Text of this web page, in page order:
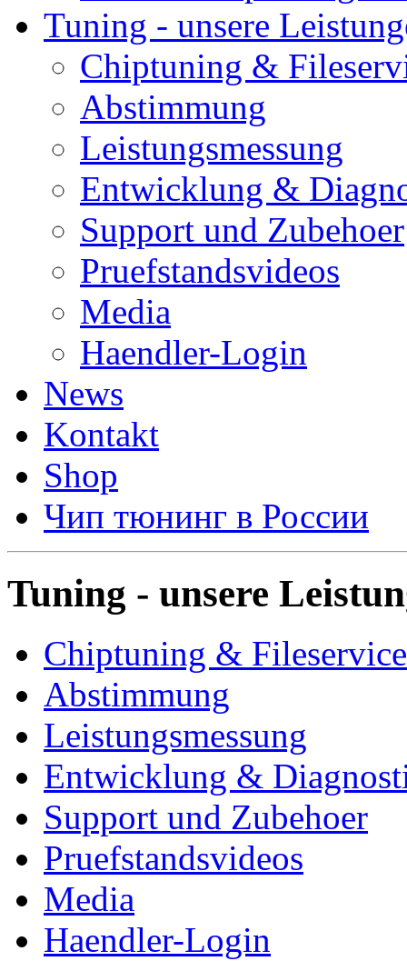
Tuning - unsere
Chiptuning &
Abstimmung
Leistungsmessung
Entwicklung &
Support und Zubehoer
Pruefstandsvideos
Media
Haendler-Login
News
Kontakt
Shop
Чип тюнинг в России
Tuning - unsere
Chiptuning & Fileservice
Abstimmung
Leistungsmessung
Entwicklung &
Support und Zubehoer
Pruefstandsvideos
Media
Haendler-Login